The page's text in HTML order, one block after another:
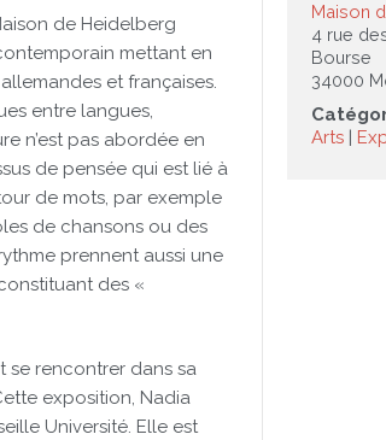
de Heidelberg
mettant en
et françaises.
entre langues,
n’est pas abordée en
de pensée qui est lié à
de mots, par exemple
de chansons ou des
prennent aussi une
des «
se rencontrer dans sa
exposition, Nadia
Université. Elle est
Maison
4 rue
Bourse
34000
Arts